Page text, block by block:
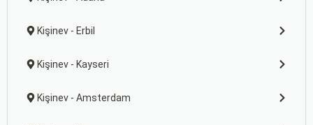
Kişinev - Erbil
Kişinev - Kayseri
Kişinev - Amsterdam